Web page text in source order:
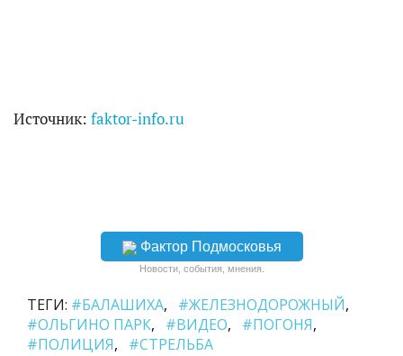
Источник: faktor-info.ru
Фактор Подмосковья
Новости, события, мнения.
ТЕГИ: #БАЛАШИХА
#ЖЕЛЕЗНОДОРОЖНЫЙ
#ОЛЬГИНО ПАРК
#ВИДЕО
#ПОГОНЯ
#ПОЛИЦИЯ
#СТРЕЛЬБА